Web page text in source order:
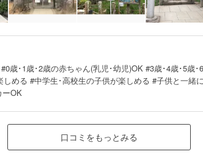
歳･1歳･2歳の赤ちゃん(乳児･幼児)OK #3歳･4歳･5歳
しめる #中学生･高校生の子供が楽しめる #子供と一緒
ーOK
口コミをもっとみる